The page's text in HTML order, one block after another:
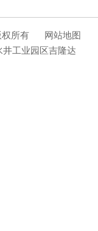
权所有
网站地图
工业园区吉隆达